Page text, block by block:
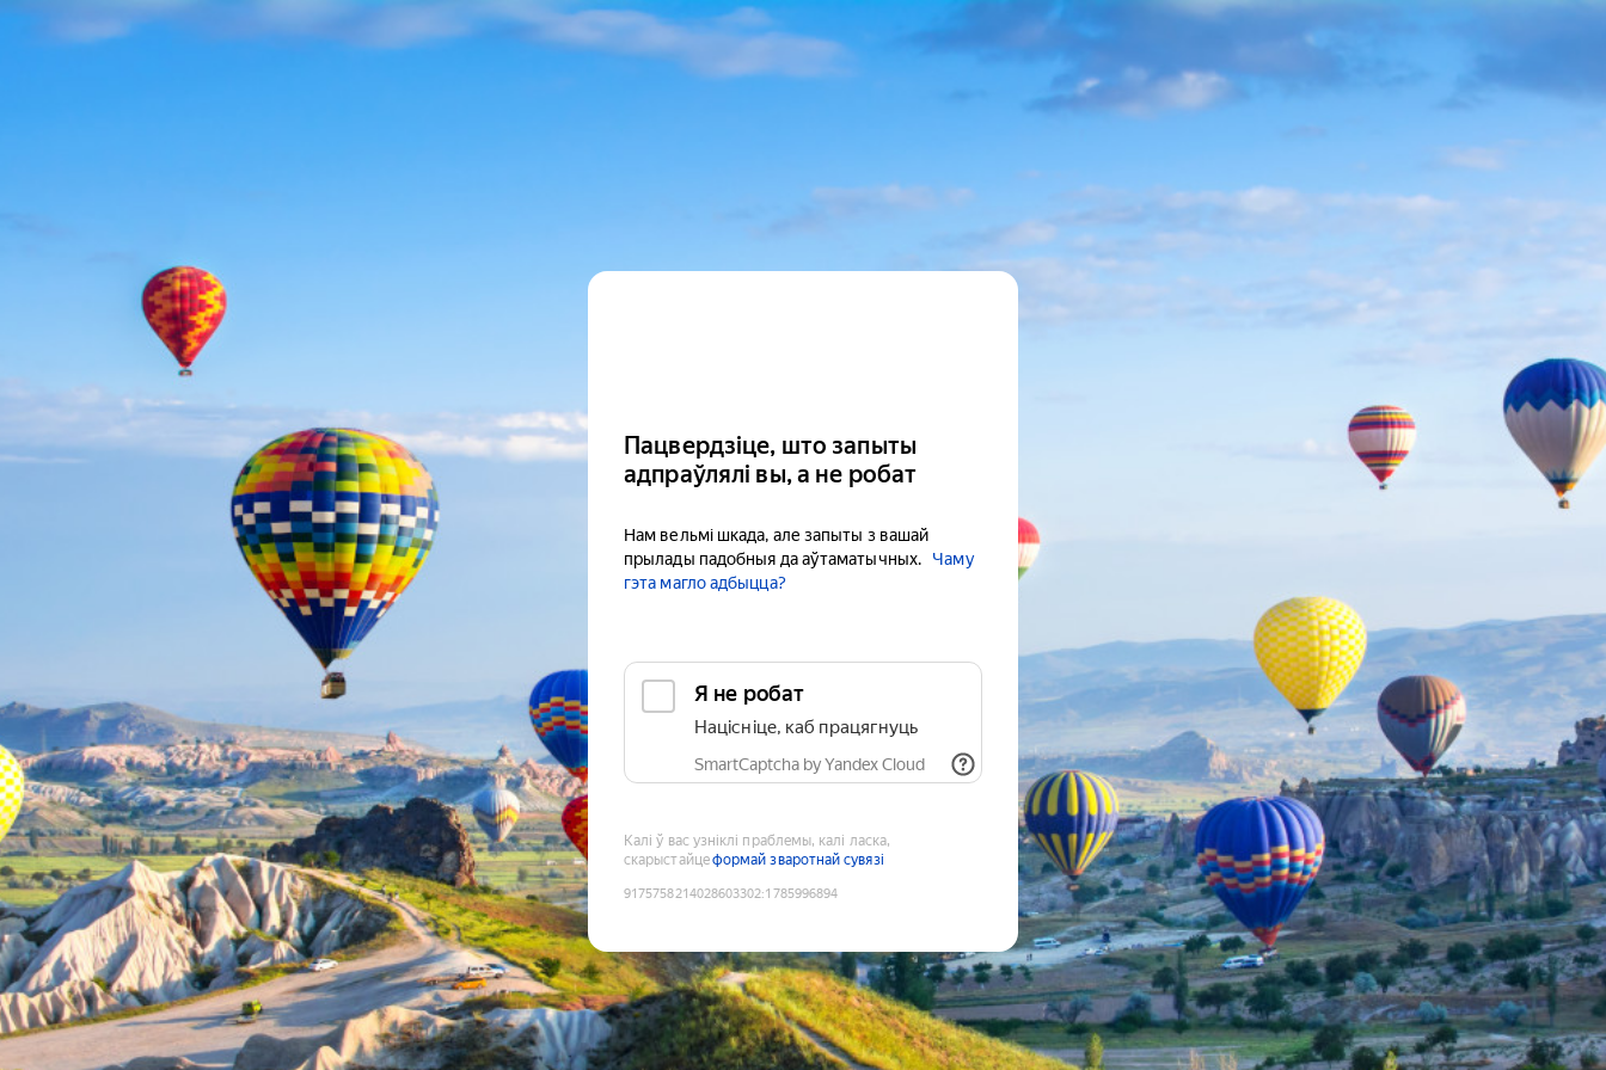
Пацвердзіце, што запыты
адпраўлялі вы, а не робат
Нам вельмі шкада, але запыты з вашай
прылады падобныя да аўтаматычных.
Чаму
гэта магло адбыцца?
Я не робат
Націсніце, каб працягнуць
SmartCaptcha by Yandex Cloud
Калі ў вас узніклі праблемы, калі ласка,
скарыстайцеформай зваротнай сувязі
9175758214028603302:1785996894